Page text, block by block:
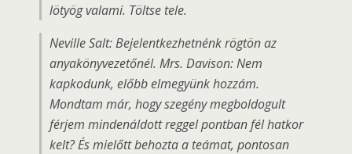
lötyög valami. Töltse tele.
Neville Salt: Bejelentkezhetnénk rögtön az
anyakönyvezetőnél. Mrs. Davison: Nem
kapkodunk, előbb elmegyünk hozzám.
Mondtam már, hogy szegény megboldogult
férjem mindenáldott reggel pontban fél hatkor
kelt? És mielőtt behozta a teámat, pontosan